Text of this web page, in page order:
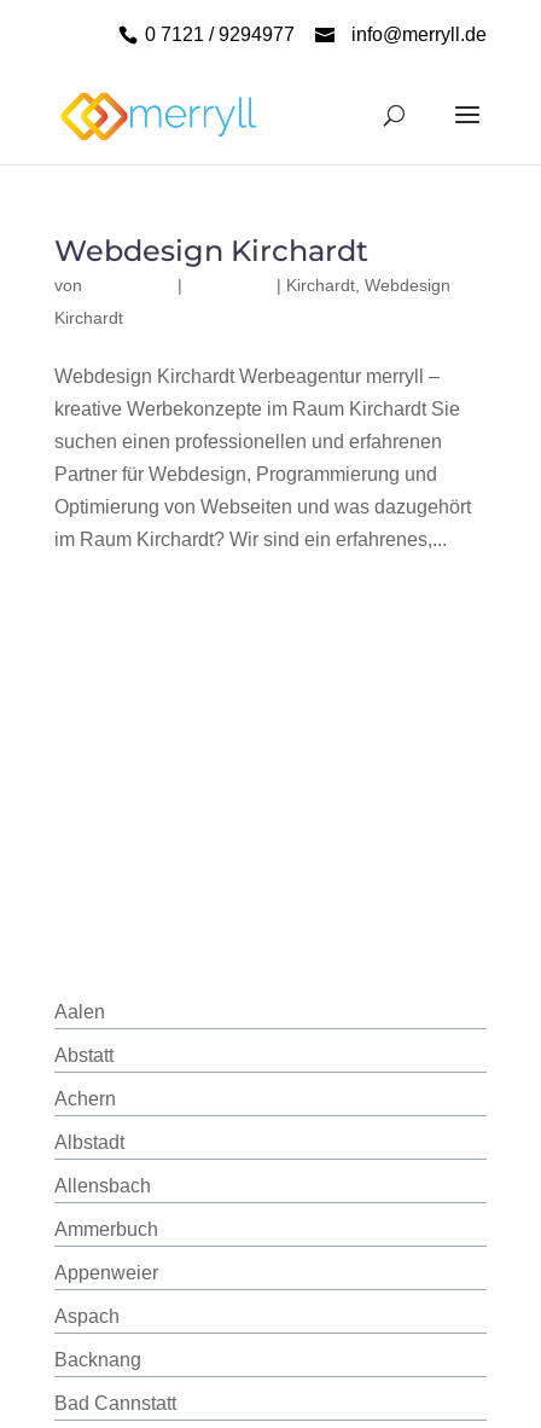
0 7121 / 9294977 info@merryll.de
Webdesign Kirchardt
von | | Kirchardt, Webdesign
Kirchardt
Webdesign Kirchardt Werbeagentur merryll –
kreative Werbekonzepte im Raum Kirchardt Sie
suchen einen professionellen und erfahrenen
Partner für Webdesign, Programmierung und
Optimierung von Webseiten und was dazugehört
im Raum Kirchardt? Wir sind ein erfahrenes,...
Aalen
Abstatt
Achern
Albstadt
Allensbach
Ammerbuch
Appenweier
Aspach
Backnang
Bad Cannstatt